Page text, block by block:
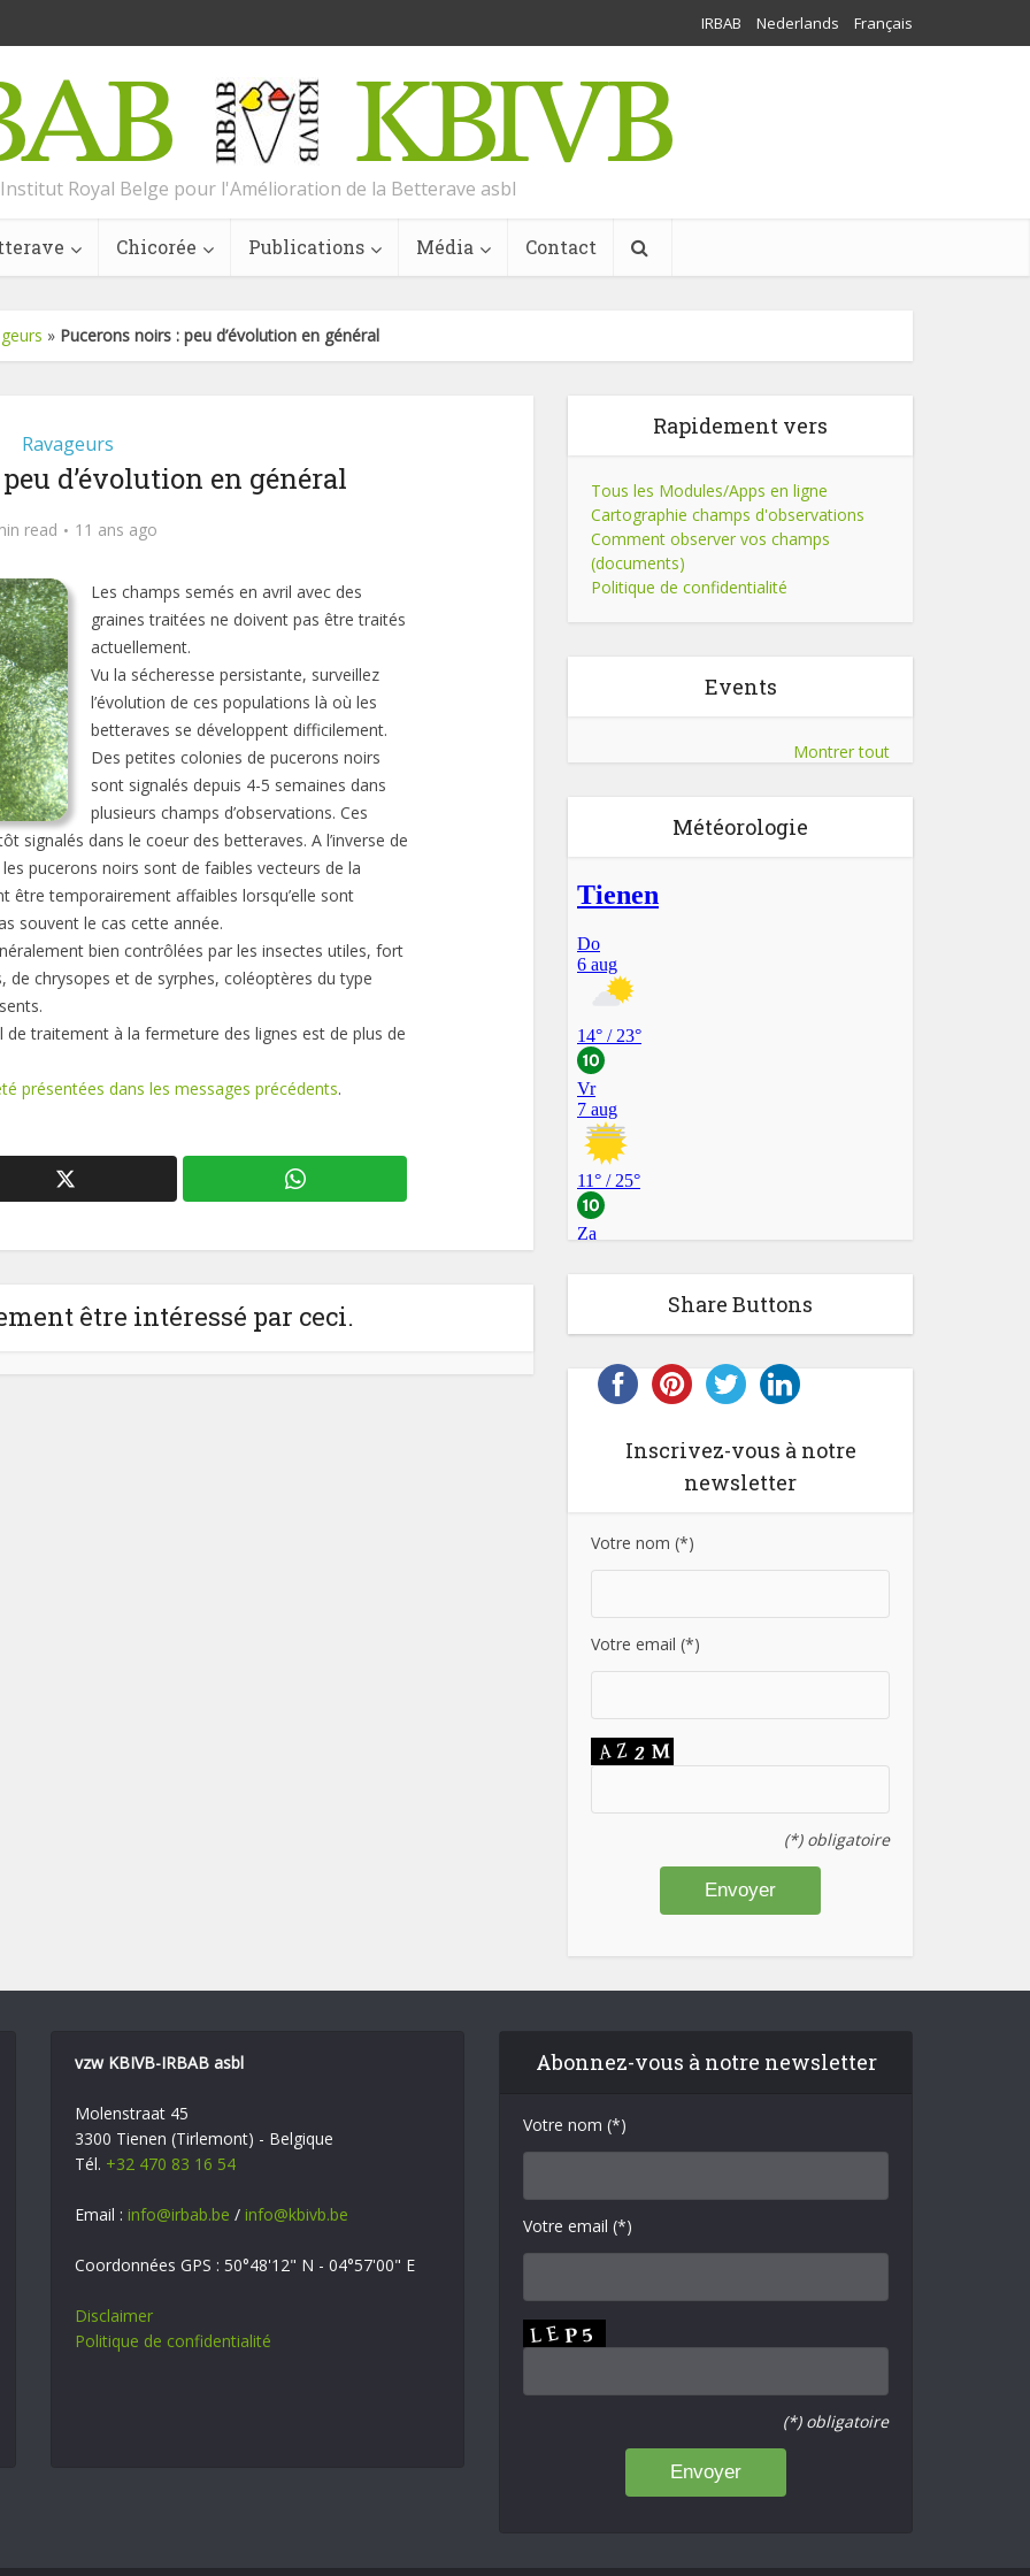
IRBAB Nederlands Français
Institut Royal Belge pour l'Amélioration de la Betterave asbl
Chicorée Publications Média Contact
» Pucerons noirs : peu d’évolution en général
Ravageurs
d’évolution en général
read 11 ans ago
Les champs semés en avril avec des
graines traitées ne doivent pas être traités
actuellement.
Vu la sécheresse persistante, surveillez
l’évolution de ces populations là où les
betteraves se développent difficilement.
Des petites colonies de pucerons noirs
sont signalés depuis 4-5 semaines dans
plusieurs champs d’observations. Ces
signalés dans le coeur des betteraves. A l’inverse de
pucerons noirs sont de faibles vecteurs de la
être temporairement affaibles lorsqu’elle sont
souvent le cas cette année.
bien contrôlées par les insectes utiles, fort
de chrysopes et de syrphes, coléoptères du type
de traitement à la fermeture des lignes est de plus de
présentées dans les messages précédents.
être intéressé par ceci.
Rapidement vers
Tous les Modules/Apps en ligne
Cartographie champs d'observations
Comment observer vos champs
(documents)
Politique de confidentialité
Events
Montrer tout
Météorologie
Share Buttons
Inscrivez-vous à notre
newsletter
Votre nom (*)
Votre email (*)
(*) obligatoire
vzw KBIVB-IRBAB asbl
Molenstraat 45
3300 Tienen (Tirlemont) - Belgique
Tél. +32 470 83 16 54
Email : info@irbab.be / info@kbivb.be
Coordonnées GPS : 50°48'12" N - 04°57'00" E
Disclaimer
Politique de confidentialité
Abonnez-vous à notre newsletter
Votre nom (*)
Votre email (*)
(*) obligatoire